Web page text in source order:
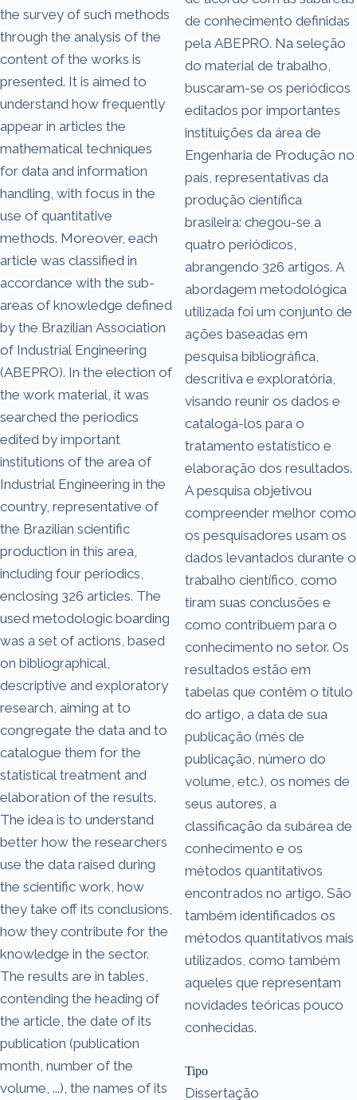
the survey of such methods
through the analysis of the
content of the works is
presented. It is aimed to
understand how frequently
appear in articles the
mathematical techniques
for data and information
handling, with focus in the
use of quantitative
methods. Moreover, each
article was classified in
accordance with the sub-
areas of knowledge defined
by the Brazilian Association
of Industrial Engineering
(ABEPRO). In the election of
the work material, it was
searched the periodics
edited by important
institutions of the area of
Industrial Engineering in the
country, representative of
the Brazilian scientific
production in this area,
including four periodics,
enclosing 326 articles. The
used metodologic boarding
was a set of actions, based
on bibliographical,
descriptive and exploratory
research, aiming at to
congregate the data and to
catalogue them for the
statistical treatment and
elaboration of the results.
The idea is to understand
better how the researchers
use the data raised during
the scientific work, how
they take off its conclusions,
how they contribute for the
knowledge in the sector.
The results are in tables,
contending the heading of
the article, the date of its
publication (publication
month, number of the
volume, ...), the names of its
de conhecimento definidas
pela ABEPRO. Na seleção
do material de trabalho,
buscaram-se os periódicos
editados por importantes
instituições da área de
Engenharia de Produção no
país, representativas da
produção científica
brasileira: chegou-se a
quatro periódicos,
abrangendo 326 artigos. A
abordagem metodológica
utilizada foi um conjunto de
ações baseadas em
pesquisa bibliográfica,
descritiva e exploratória,
visando reunir os dados e
catalogá-los para o
tratamento estatístico e
elaboração dos resultados.
A pesquisa objetivou
compreender melhor como
os pesquisadores usam os
dados levantados durante o
trabalho científico, como
tiram suas conclusões e
como contribuem para o
conhecimento no setor. Os
resultados estão em
tabelas que contêm o título
do artigo, a data de sua
publicação (mês de
publicação, número do
volume, etc.), os nomes de
seus autores, a
classificação da subárea de
conhecimento e os
métodos quantitativos
encontrados no artigo. São
também identificados os
métodos quantitativos mais
utilizados, como também
aqueles que representam
novidades teóricas pouco
conhecidas.
Tipo
Dissertação